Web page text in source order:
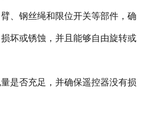
、钢丝绳和限位开关等部件，确
坏或锈蚀，并且能够自由旋转或
是否充足，并确保遥控器没有损